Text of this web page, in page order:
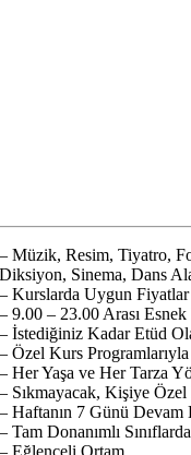
– Müzik, Resim, Tiyatro,
Diksiyon, Sinema, Dans
– Kurslarda Uygun Fiyatlar
– 9.00 – 23.00 Arası
– İstediğiniz Kadar Etüd
– Özel Kurs
– Her Yaşa ve Her Tarza
– Sıkmayacak, Kişiye Özel
– Haftanın 7 Günü Devam
– Tam Donanımlı
– Eğlenceli Ortam